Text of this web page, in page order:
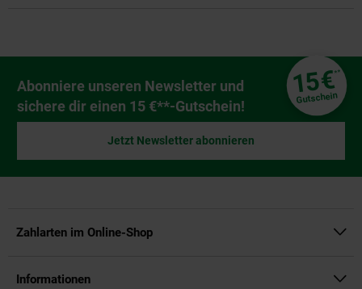
Newsletter Anmeldung
Abonniere unseren Newsletter und
sichere dir einen 15 €**-Gutschein!
15€**
Gutschein
Jetzt Newsletter abonnieren
Zahlarten im Online-Shop
Informationen